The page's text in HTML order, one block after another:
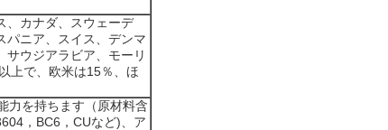
、カナダ、スウェーデ
パニア、スイス、デンマ
ウジアラビア、モーリ
上で、欧米は15％、ほ
力を持ちます（原材料含
，BC6，CUなど)、ア